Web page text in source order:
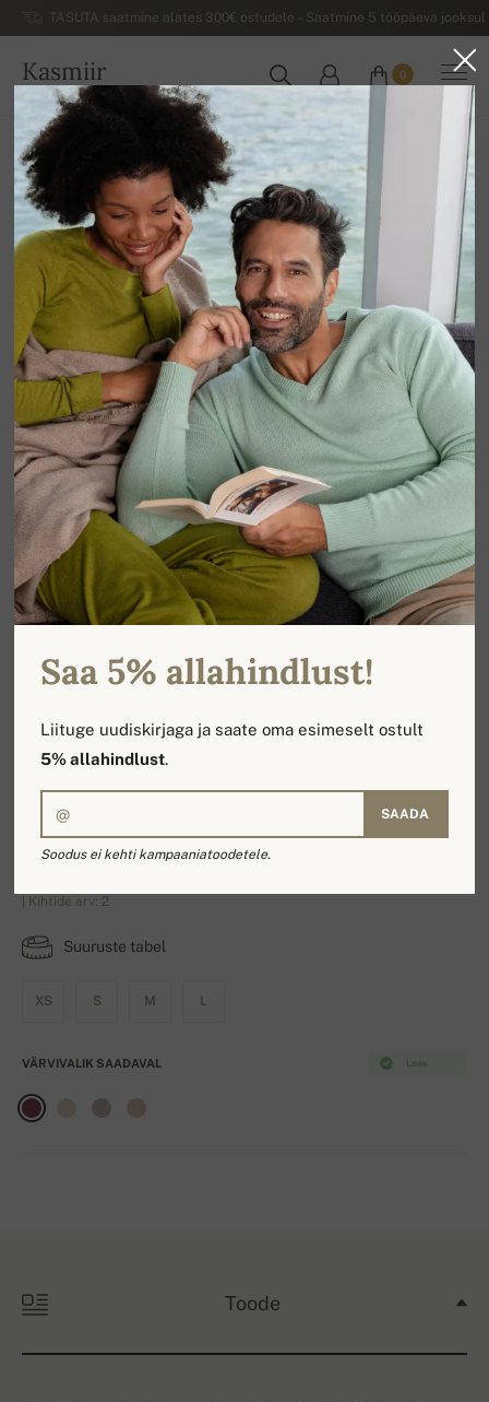
TASUTA saatmine alates 300€ ostudele – Saatmine 5 tööpäeva
Kasmiir
EESTI
0
Koju Luksuslikud naiste kašmiirist sviitrid Kašmiirist püksid
Regina
| Kihtide arv: 2
Suuruste tabel
XS S M L
Laos
VÄRVIVALIK SAADAVAL
Toode
Saa 5% allahindlust!
Liituge uudiskirjaga ja saate oma esimeselt ostult
5% allahindlust.
SAADA
Soodus ei kehti kampaaniatoodetele.